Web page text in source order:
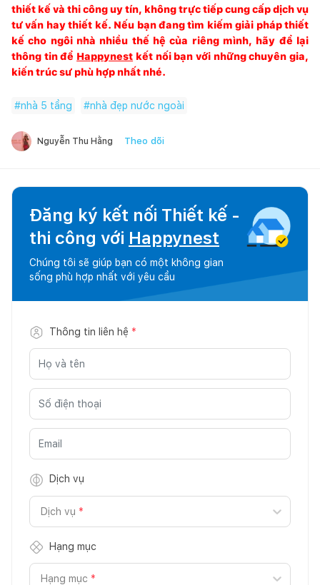
thiết kế và thi công uy tín, không trực tiếp cung cấp dịch vụ
tư vấn hay thiết kế. Nếu bạn đang tìm kiếm giải pháp thiết
kế cho ngôi nhà nhiều thế hệ của riêng mình, hãy để lại
thông tin để Happynest kết nối bạn với những chuyên gia,
kiến trúc sư phù hợp nhất nhé.
#nhà 5 tầng #nhà đẹp nước ngoài
Nguyễn Thu Hằng Theo dõi
Đăng ký kết nối Thiết kế -
thi công với Happynest
Chúng tôi sẽ giúp bạn có một không gian
sống phù hợp nhất với yêu cầu
Thông tin liên hệ *
Dịch vụ
Dịch vụ *
Hạng mục
Hạng mục *